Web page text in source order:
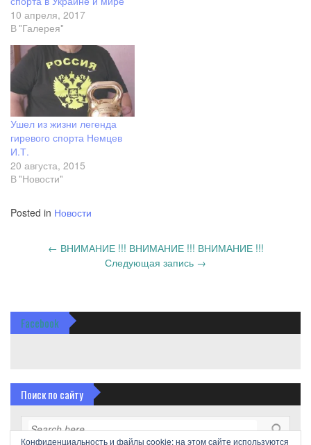
10 апреля, 2017
В "Галерея"
Ушел из жизни легенда
гиревого спорта Немцев
И.Т.
20 августа, 2015
В "Новости"
Posted in Новости
← ВНИМАНИЕ !!! ВНИМАНИЕ !!! ВНИМАНИЕ !!!
Следующая запись →
Facebook
Поиск по сайту
Конфиденциальность и файлы cookie: на этом сайте используются